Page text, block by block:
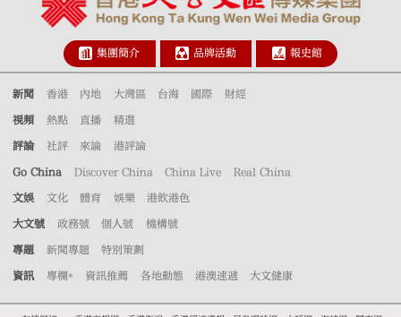
集團簡介 品牌活動 報史館
新聞 香港 內地 大灣區 台海 國際 財經
視頻 熱點 直播 精選
評論 社評 來論 港評論
Go China Discover China China Live Real China
文娛 文化 體育 娛樂 港飲港色
大文號 政務號 個人號 機構號
專題 新聞專題 特別策劃
資訊 專欄+ 資訊推薦 各地動態 港澳速遞 大文健康